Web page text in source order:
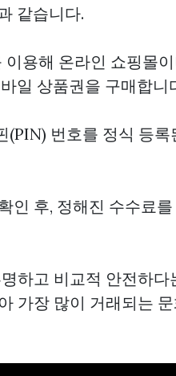
같습니다.
이용해 온라인 쇼핑몰
일 상품권을 구매합니
(PIN) 번호를 정식 등
인 후, 정해진 수수료
하고 비교적 안전하
가장 많이 거래되는